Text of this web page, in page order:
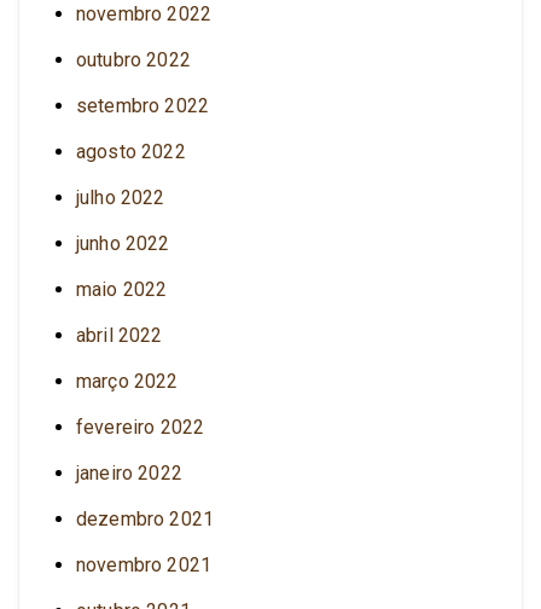
novembro 2022
outubro 2022
setembro 2022
agosto 2022
julho 2022
junho 2022
maio 2022
abril 2022
março 2022
fevereiro 2022
janeiro 2022
dezembro 2021
novembro 2021